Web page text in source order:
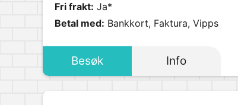
Fri frakt: Ja*
Betal med: Bankkort, Faktura, Vipps
Besøk Info